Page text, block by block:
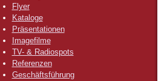
Flyer
Kataloge
Präsentationen
Imagefilme
TV- & Radiospots
Referenzen
Geschäftsführung